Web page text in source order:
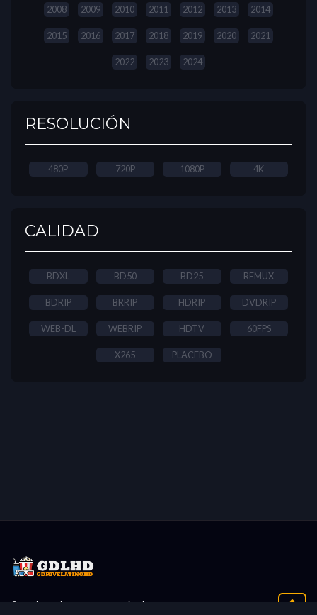
2008 2009 2010 2011 2012 2013 2014
2015 2016 2017 2018 2019 2020 2021
2022 2023 2024
RESOLUCIÓN
480P 720P 1080P 4K
CALIDAD
BDXL BD50 BD25 REMUX
BDRIP BRRIP HDRIP DVDRIP
WEB-DL WEBRIP HDTV 60FPS
X265 PLACEBO
© GDriveLatinoHD 2026, Design byBZK•90